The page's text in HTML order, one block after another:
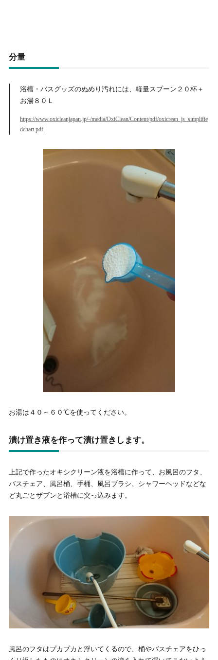
分量
浴槽・バスグッズのぬめり汚れには、軽量スプーン２０杯＋
お湯８０Ｌ
https://www.oxicleanjapan.jp/-/media/OxiClean/Content/pdf/oxicrean_js_simplifie
dchart.pdf
お湯は４０～６０℃を使ってください。
漬け置き液を作って漬け置きします。
上記で作ったオキシクリーン液を浴槽に作って、お風呂のフタ、
バスチェア、風呂桶、手桶、風呂ブラシ、シャワーヘッドなどな
ど丸ごとザブンと浴槽に突っ込みます。
風呂のフタはプカプカと浮いてくるので、桶やバスチェアをひっ